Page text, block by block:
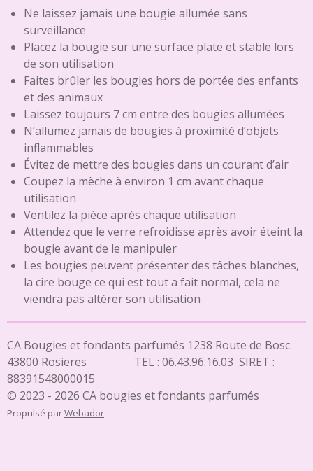
a
g
a
g
r
g
r
Ne laissez jamais une bougie allumée sans
surveillance
Placez la bougie sur une surface plate et stable lors
de son utilisation
Faites brûler les bougies hors de portée des enfants
et des animaux
Laissez toujours 7 cm entre des bougies allumées
N’allumez jamais de bougies à proximité d’objets
inflammables
Évitez de mettre des bougies dans un courant d’air
Coupez la mèche à environ 1 cm avant chaque
utilisation
Ventilez la pièce après chaque utilisation
Attendez que le verre refroidisse après avoir éteint la
bougie avant de le manipuler
Les bougies peuvent présenter des tâches blanches,
la cire bouge ce qui est tout a fait normal, cela ne
viendra pas altérer son utilisation
CA Bougies et fondants parfumés 1238 Route de Bosc
43800 Rosieres TEL : 06.43.96.16.03 SIRET :
88391548000015
© 2023 - 2026 CA bougies et fondants parfumés
Propulsé parWebador